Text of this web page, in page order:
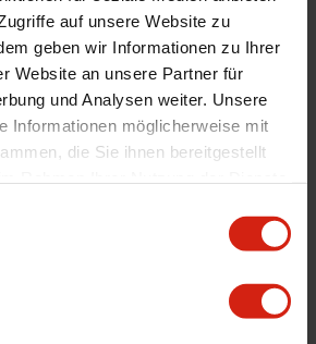
auf unsere Website zu
geben wir Informationen zu Ihrer
Website an unsere Partner für
und Analysen weiter. Unsere
Informationen möglicherweise mit
die Sie ihnen bereitgestellt
Hinten
Rechts
1870 mm